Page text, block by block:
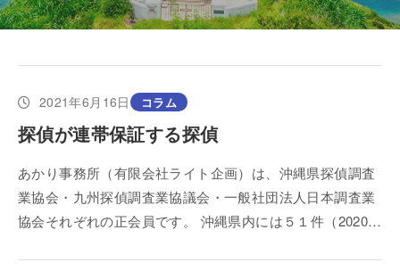
2021年6月16日 コラム
探偵が連帯保証する探偵
あかり事務所（有限会社ライト企画）は、沖縄県探偵調査
業協会・九州探偵調査業協議会・一般社団法人日本調査業
協会それぞれの正会員です。 沖縄県内には５１件（2020…